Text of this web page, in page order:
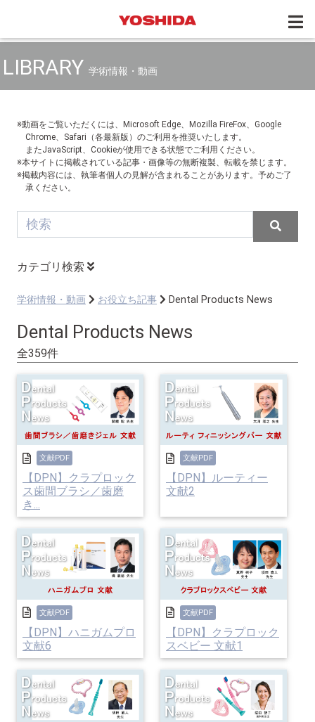
LIBRARY 学術情報・動画
※動画をご覧いただくには、Microsoft Edge、Mozilla FireFox、Google
Chrome、Safari（各最新版）のご利用を推奨いたします。
またJavaScript、Cookieが使用できる状態でご利用ください。
※本サイトに掲載されている記事・画像等の無断複製、転載を禁じます。
※掲載内容には、執筆者個人の見解が含まれることがあります。予めご了
承ください。
カテゴリ検索
学術情報・動画 お役立ち記事 Dental Products News
Dental Products News
全359件
文献PDF
【DPN】クラプロック
ス歯間ブラシ／歯磨
き...
文献PDF
【DPN】ルーティー
文献2
文献PDF
【DPN】ハニガムプロ
文献6
文献PDF
【DPN】クラプロック
スベビー 文献1